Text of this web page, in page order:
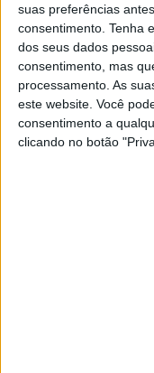
suas preferências
consentimento. Tenha
dos seus dados
consentimento, mas
processamento. As
este website. Você
consentimento a
clicando no botão
Em comunicado
Territorial de
detenção ocorreu
violência
apurado que «o